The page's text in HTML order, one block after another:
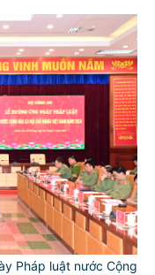
Pháp luật nước Cộng